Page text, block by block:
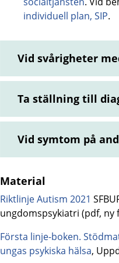
individuell plan, SIP.
Vid svårigheter
Ta ställning till
Vid symtom på
Material
Riktlinje Autism 2021
ungdomspsykiatri (pdf, ny
Första linje-boken.
ungas psykiska hälsa,